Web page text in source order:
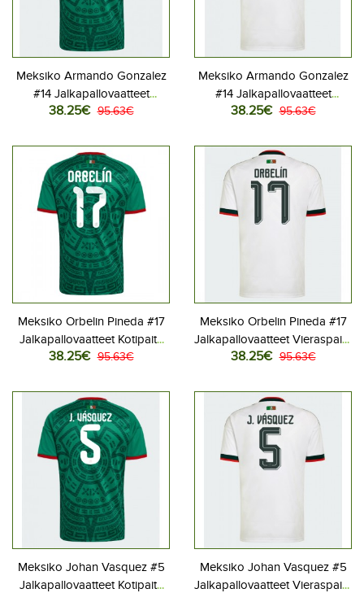
Meksiko Armando Gonzalez
#14 Jalkapallovaatteet
Kotipaita MM-kisat 2026
38.25€ 95.63€
Meksiko Armando Gonzalez
#14 Jalkapallovaatteet
Vieraspaita MM-kisat 2026
38.25€ 95.63€
Meksiko Orbelin Pineda #17
Jalkapallovaatteet Kotipaita
MM-kisat 2026 Lyhythihainen
38.25€ 95.63€
Meksiko Orbelin Pineda #17
Jalkapallovaatteet Vieraspaita
MM-kisat 2026 Lyhythihainen
38.25€ 95.63€
Meksiko Johan Vasquez #5
Jalkapallovaatteet Kotipaita
Meksiko Johan Vasquez #5
Jalkapallovaatteet Vieraspaita